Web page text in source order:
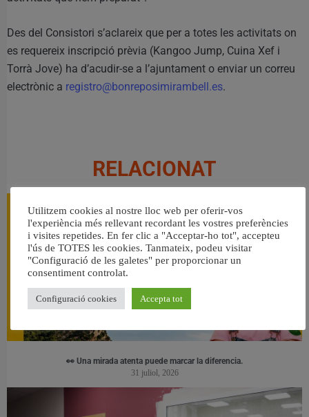
Des del Consistori s’aclareix que per a totes les activitats on
es requereix inscripció prèvia (Kangoo Jump, Cuina Xef i
Torrà Jove) ha d’acudir-se a l’ajuntament o enviar un correu
electrònic a registro@bonreposimirambell.es.
RELACIONAT
👀 Una mirada atenta puede marcar la diferencia.
31 juliol, 2026
Utilitzem cookies al nostre lloc web per oferir-vos
l'experiència més rellevant recordant les vostres preferències
i visites repetides. En fer clic a "Acceptar-ho tot", accepteu
l'ús de TOTES les cookies. Tanmateix, podeu visitar
"Configuració de les galetes" per proporcionar un
consentiment controlat.
Configuració cookies Accepta tot